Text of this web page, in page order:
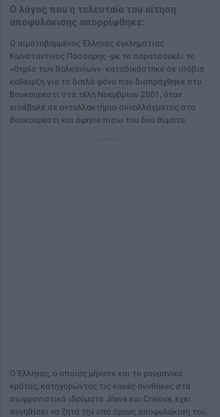
Ο λόγος που η τελευταία του αίτηση
αποφυλάκισης απορρίφθηκε:
Ο αιματοβαμμένος Έλληνας εγκληματίας
Κωνσταντίνος Πάσσαρης -με το παρατσούκλι το
«Θηρίο των Βαλκανίων»- καταδικάστηκε σε ισόβια
κάθειρξη για το διπλό φόνο που διαπράχθηκε στο
Βουκουρέστι στα τέλη Νοεμβρίου 2001, όταν
εισέβαλε σε ανταλλακτήριο συναλλάγματος στο
Βουκουρέστι και άφησε πίσω του δύο θύματα.
Ο Έλληνας, ο οποίος μήνυσε και το ρουμανικό
κράτος, κατηγορώντας τις κακές συνθήκες στα
σωφρονιστικά ιδρύματα Jilava και Craiova, έχει
συνηθίσει να ζητά την υπό όρους αποφυλάκιση του,